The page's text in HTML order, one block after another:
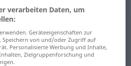
verarbeiten Daten, um
Geräteeigenschaften zur
von und/oder Zugriff auf
Personalisierte Werbung und Inhalte,
Zielgruppenforschung und